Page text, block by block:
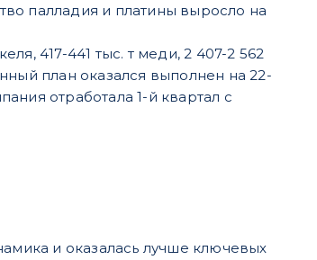
палладия и платины выросло на
417-441 тыс. т меди, 2 407-2 562
план оказался выполнен на 22-
отработала 1-й квартал с
и оказалась лучше ключевых